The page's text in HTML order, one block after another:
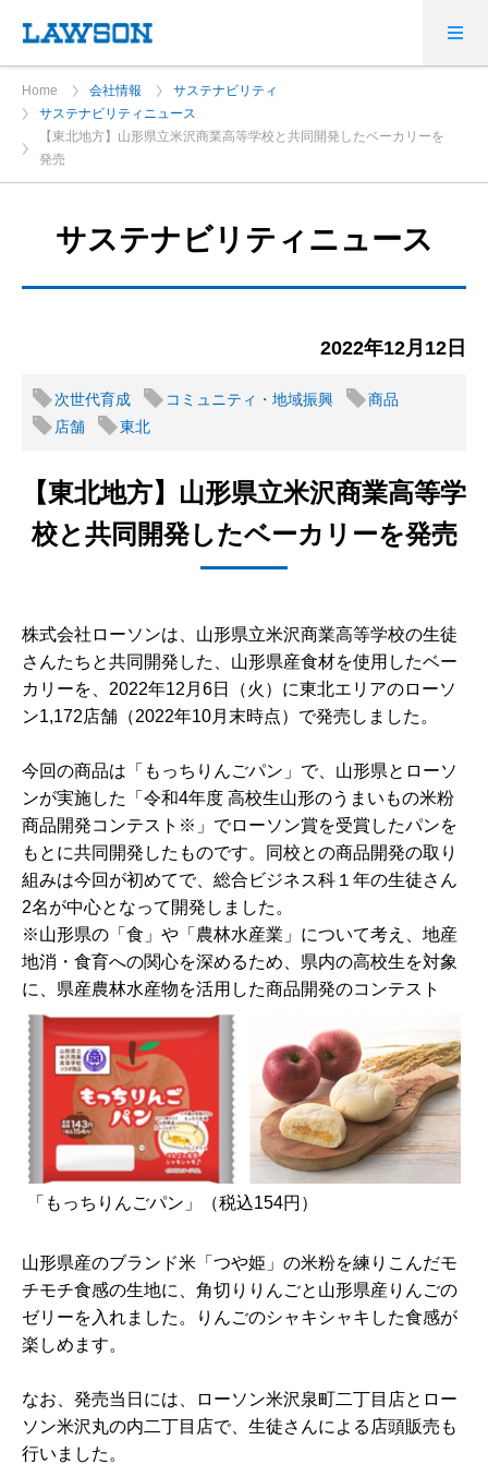
Home 会社情報
サステナビリティ
サステナビリティニュース
【東北地方】山形県立米沢商業高等学校と共同開発したベーカリーを
発売
サステナビリティニュース
2022年12月12日
次世代育成 コミュニティ・地域振興
商品
店舗
東北
【東北地方】山形県立米沢商業高等学
校と共同開発したベーカリーを発売
株式会社ローソンは、山形県立米沢商業高等学校の生徒
さんたちと共同開発した、山形県産食材を使用したベー
カリーを、2022年12月6日（火）に東北エリアのローソ
ン1,172店舗（2022年10月末時点）で発売しました。
今回の商品は「もっちりんごパン」で、山形県とローソ
ンが実施した「令和4年度 高校生山形のうまいもの米粉
商品開発コンテスト※」でローソン賞を受賞したパンを
もとに共同開発したものです。同校との商品開発の取り
組みは今回が初めてで、総合ビジネス科１年の生徒さん
2名が中心となって開発しました。
※山形県の「食」や「農林水産業」について考え、地産
地消・食育への関心を深めるため、県内の高校生を対象
に、県産農林水産物を活用した商品開発のコンテスト
「もっちりんごパン」（税込154円）
山形県産のブランド米「つや姫」の米粉を練りこんだモ
チモチ食感の生地に、角切りりんごと山形県産りんごの
ゼリーを入れました。りんごのシャキシャキした食感が
楽しめます。
なお、発売当日には、ローソン米沢泉町二丁目店とロー
ソン米沢丸の内二丁目店で、生徒さんによる店頭販売も
行いました。